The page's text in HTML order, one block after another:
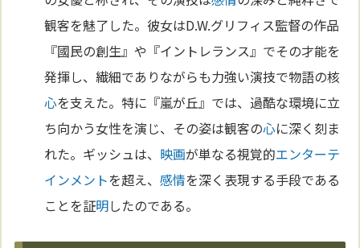
観客を魅了した。彼女はD.W.グリフィス監督の作品
『國民の創生』や『イントレランス』でその才能を
発揮し、繊細でありながらも力強い演技で物語の核
心を支えた。特に『嵐が丘』では、過酷な環境に立
ち向かう女性を演じ、その姿は観客の心に深く刻ま
れた。ギッシュは、 映画が単なる視覚的エンターテ
インメントを超え、感情を深く表現する手段である
ことを証明したのである。